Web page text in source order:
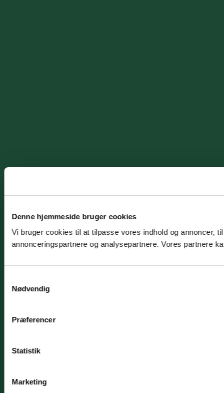
Denne hjemmeside bruger cookies
Vi bruger cookies til at tilpasse vores indhold og annoncer,
annonceringspartnere og analysepartnere. Vores partnere
Nødvendig
Præferencer
Statistik
Marketing